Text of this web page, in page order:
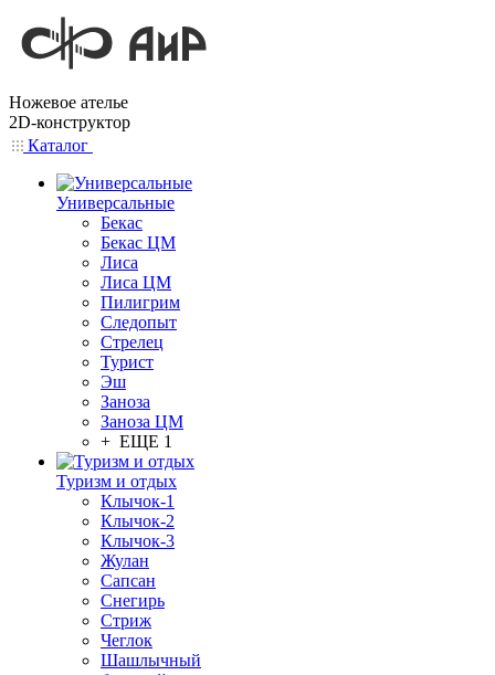
Ножевое ателье
2D-конструктор
Каталог
Универсальные
Бекас
Бекас ЦМ
Лиса
Лиса ЦМ
Пилигрим
Следопыт
Стрелец
Турист
Эш
Заноза
Заноза ЦМ
+ ЕЩЕ 1
Туризм и отдых
Клычок-1
Клычок-2
Клычок-3
Жулан
Сапсан
Снегирь
Стриж
Чеглок
Шашлычный